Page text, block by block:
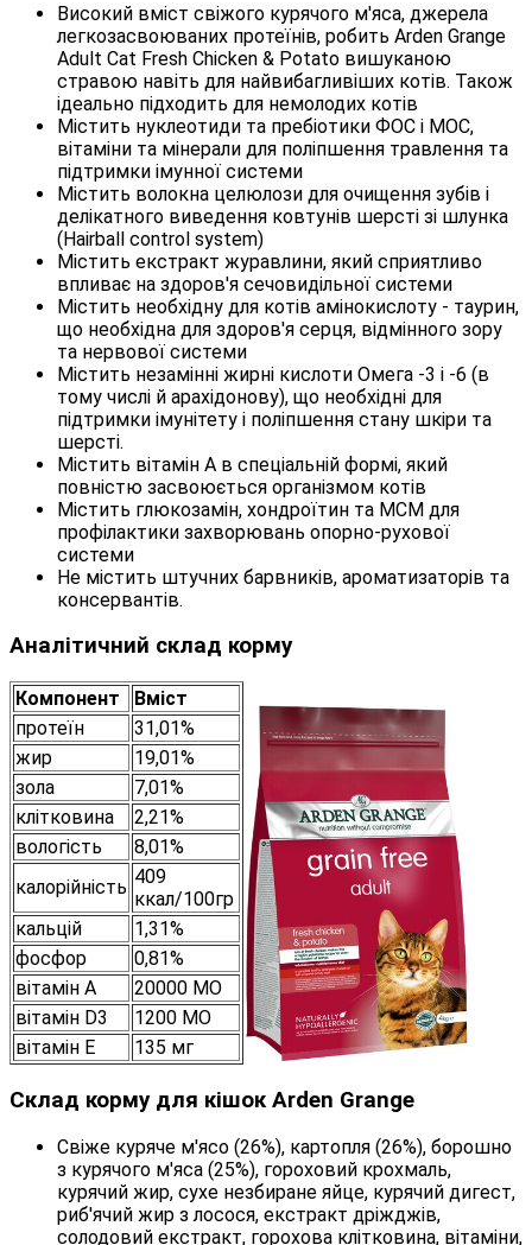
Високий вміст свіжого курячого м'яса, джерела
легкозасвоюваних протеїнів, робить Arden Grange
Adult Cat Fresh Chicken & Potato вишуканою
стравою навіть для найвибагливіших котів. Також
ідеально підходить для немолодих котів
Містить нуклеотиди та пребіотики ФОС і МОС,
вітаміни та мінерали для поліпшення травлення та
підтримки імунної системи
Містить волокна целюлози для очищення зубів і
делікатного виведення ковтунів шерсті зі шлунка
(Hairball control system)
Містить екстракт журавлини, який сприятливо
впливає на здоров'я сечовидільної системи
Містить необхідну для котів амінокислоту - таурин,
що необхідна для здоров'я серця, відмінного зору
та нервової системи
Містить незамінні жирні кислоти Омега -3 і -6 (в
тому числі й арахідонову), що необхідні для
підтримки імунітету і поліпшення стану шкіри та
шерсті.
Містить вітамін А в спеціальній формі, який
повністю засвоюється організмом котів
Містить глюкозамін, хондроїтин та МСМ для
профілактики захворювань опорно-рухової
системи
Не містить штучних барвників, ароматизаторів та
консервантів.
Аналітичний склад корму
Компонент
Вміст
протеїн
31,01%
жир
19,01%
зола
7,01%
клітковина
2,21%
вологість
8,01%
калорійність 409
ккал/100гр
кальцій
1,31%
фосфор
0,81%
вітамін А
20000 МО
вітамін D3
1200 МО
вітамін E
135 мг
Склад корму для кішок Arden Grange
Свіже куряче м'ясо (26%), картопля (26%), борошно
з курячого м'яса (25%), гороховий крохмаль,
курячий жир, сухе незбиране яйце, курячий дигест,
риб'ячий жир з лосося, екстракт дріжджів,
солодовий екстракт, горохова клітковина, вітаміни,